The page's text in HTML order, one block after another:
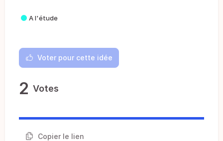
A l'étude
Voter pour cette idée
2 Votes
Copier le lien